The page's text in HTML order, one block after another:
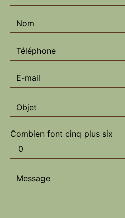
Combien font cinq plus six